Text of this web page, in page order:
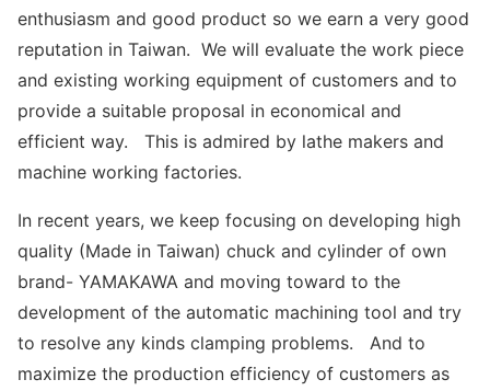
enthusiasm and good product so we earn a very good
reputation in Taiwan. We will evaluate the work piece
and existing working equipment of customers and to
provide a suitable proposal in economical and
efficient way. This is admired by lathe makers and
machine working factories.
In recent years, we keep focusing on developing high
quality (Made in Taiwan) chuck and cylinder of own
brand- YAMAKAWA and moving toward to the
development of the automatic machining tool and try
to resolve any kinds clamping problems. And to
maximize the production efficiency of customers as